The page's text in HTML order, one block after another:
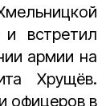
встретил
армии на
Хрущёв.
офицеров в